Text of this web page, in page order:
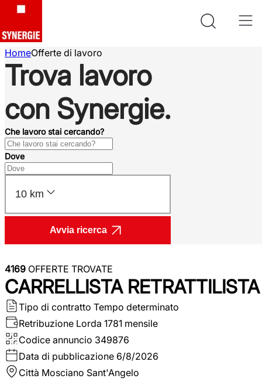
HomeOfferte di lavoro
Trova lavoro
con Synergie.
Che lavoro stai cercando?
Dove
10 km
Avvia ricerca
4169 OFFERTE TROVATE
CARRELLISTA RETRATTILISTA
Tipo di contratto Tempo determinato
Retribuzione Lorda 1781 mensile
Codice annuncio 349876
Data di pubblicazione 6/8/2026
Città Mosciano Sant'Angelo